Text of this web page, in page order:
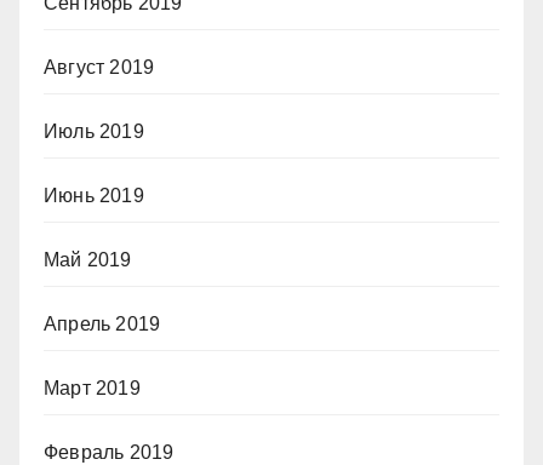
Август 2019
Июль 2019
Июнь 2019
Май 2019
Апрель 2019
Март 2019
Февраль 2019